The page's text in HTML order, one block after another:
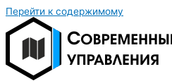
Перейти к содержимому